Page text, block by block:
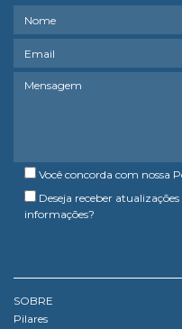
Você concorda com nossa
Deseja receber
informações?
SOBRE
Pilares